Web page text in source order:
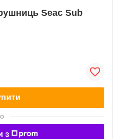
Seac Sub
з